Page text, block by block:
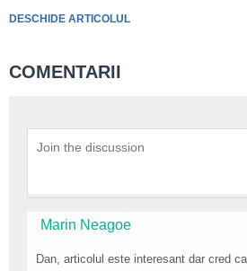
DESCHIDE ARTICOLUL
COMENTARII
Marin Neagoe
Dan, articolul este interesant dar cred